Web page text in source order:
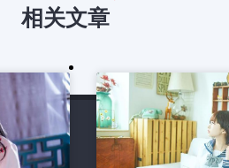
相关文章